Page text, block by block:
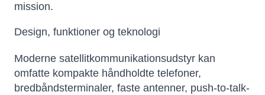
mission.
Design, funktioner og teknologi
Moderne satellitkommunikationsudstyr kan
omfatte kompakte håndholdte telefoner,
bredbåndsterminaler, faste antenner, push-to-talk-